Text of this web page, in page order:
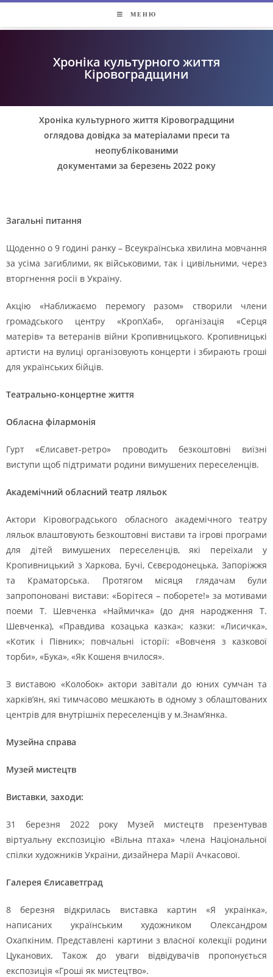
МЕНЮ
Хроніка культурного життя
Кіровоградщини​
Хроніка культурного життя Кіровоградщини
оглядова довідка за матеріалами преси та
неопублікованими
документами за березень 2022 року
Загальні питання
Щоденно о 9 годині ранку – Всеукраїнська хвилина мовчання
за усіма загиблими, як військовими, так і цивільними, через
вторгнення росії в Україну.
Акцію «Наближаємо перемогу разом» створили члени
громадського центру «КропХаб», організація «Серця
матерів» та ветеранів війни Кропивницького. Кропивницькі
артисти на вулиці організовують концерти і збирають гроші
для українських бійців.
Театрально-концертне життя
Обласна філармонія
Гурт «Єлисавет-ретро» проводить безкоштовні виїзні
виступи щоб підтримати родини вимушених переселенців.
Академічний обласний театр ляльок
Актори Кіровоградського обласного академічного театру
ляльок влаштовують безкоштовні вистави та ігрові програми
для дітей вимушених переселенців, які переїхали у
Кропивницький з Харкова, Бучі, Сєвєродонецька, Запоріжжя
та Краматорська. Протягом місяця глядачам були
запропоновані вистави: «Борітеся – поборете!» за мотивами
поеми Т. Шевченка «Наймичка» (до дня народження Т.
Шевченка), «Правдива козацька казка»; казки: «Лисичка»,
«Котик і Півник»; повчальні історії: «Вовченя з казкової
торби», «Бука», «Як Кошеня вчилося».
З виставою «Колобок» актори завітали до юних сумчан та
харків’ян, які тимчасово мешкають в одному з облаштованих
центрів для внутрішніх переселенців у м.Знам’янка.
Музейна справа
Музей мистецтв
Виставки, заходи:
31 березня 2022 року Музей мистецтв презентував
віртуальну експозицію «Вільна птаха» члена Національної
спілки художників України, дизайнера Марії Ачкасової.
Галерея Єлисаветград
8 березня відкрилась виставка картин «Я українка»,
написаних українським художником Олександром
Охапкіним. Представлені картини з власної колекції родини
Цуканових. Також до уваги відвідувачів пропонується
експозиція «Гроші як мистецтво».